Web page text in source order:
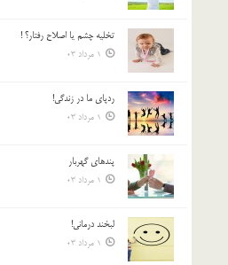
تخليه چشم يا اصلاح رفتار؟ !
1 مرداد 03
ردپاى ما در زندگى!
1 مرداد 03
پندهاي گهربار
1 مرداد 03
لبخند درمانى!
1 مرداد 03